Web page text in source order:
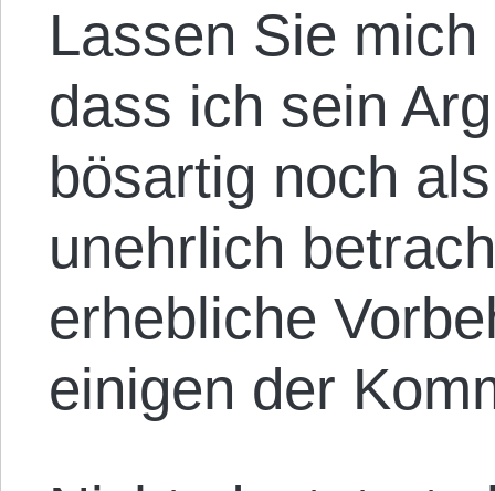
Lassen Sie
dass ich sein
bösartig noch
unehrlich
erhebliche
einigen der